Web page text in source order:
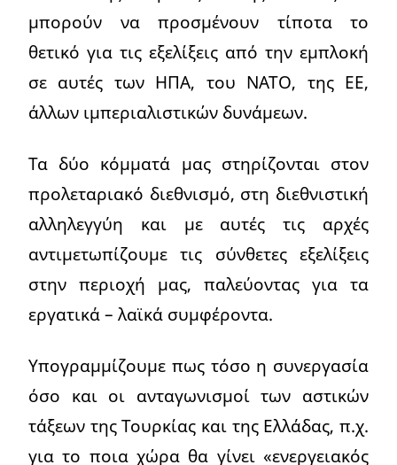
μπορούν να προσμένουν τίποτα το
θετικό για τις εξελίξεις από την εμπλοκή
σε αυτές των ΗΠΑ, του ΝΑΤΟ, της ΕΕ,
άλλων ιμπεριαλιστικών δυνάμεων.
Τα δύο κόμματά μας στηρίζονται στον
προλεταριακό διεθνισμό, στη διεθνιστική
αλληλεγγύη και με αυτές τις αρχές
αντιμετωπίζουμε τις σύνθετες εξελίξεις
στην περιοχή μας, παλεύοντας για τα
εργατικά – λαϊκά συμφέροντα.
Υπογραμμίζουμε πως τόσο η συνεργασία
όσο και οι ανταγωνισμοί των αστικών
τάξεων της Τουρκίας και της Ελλάδας, π.χ.
για το ποια χώρα θα γίνει «ενεργειακός